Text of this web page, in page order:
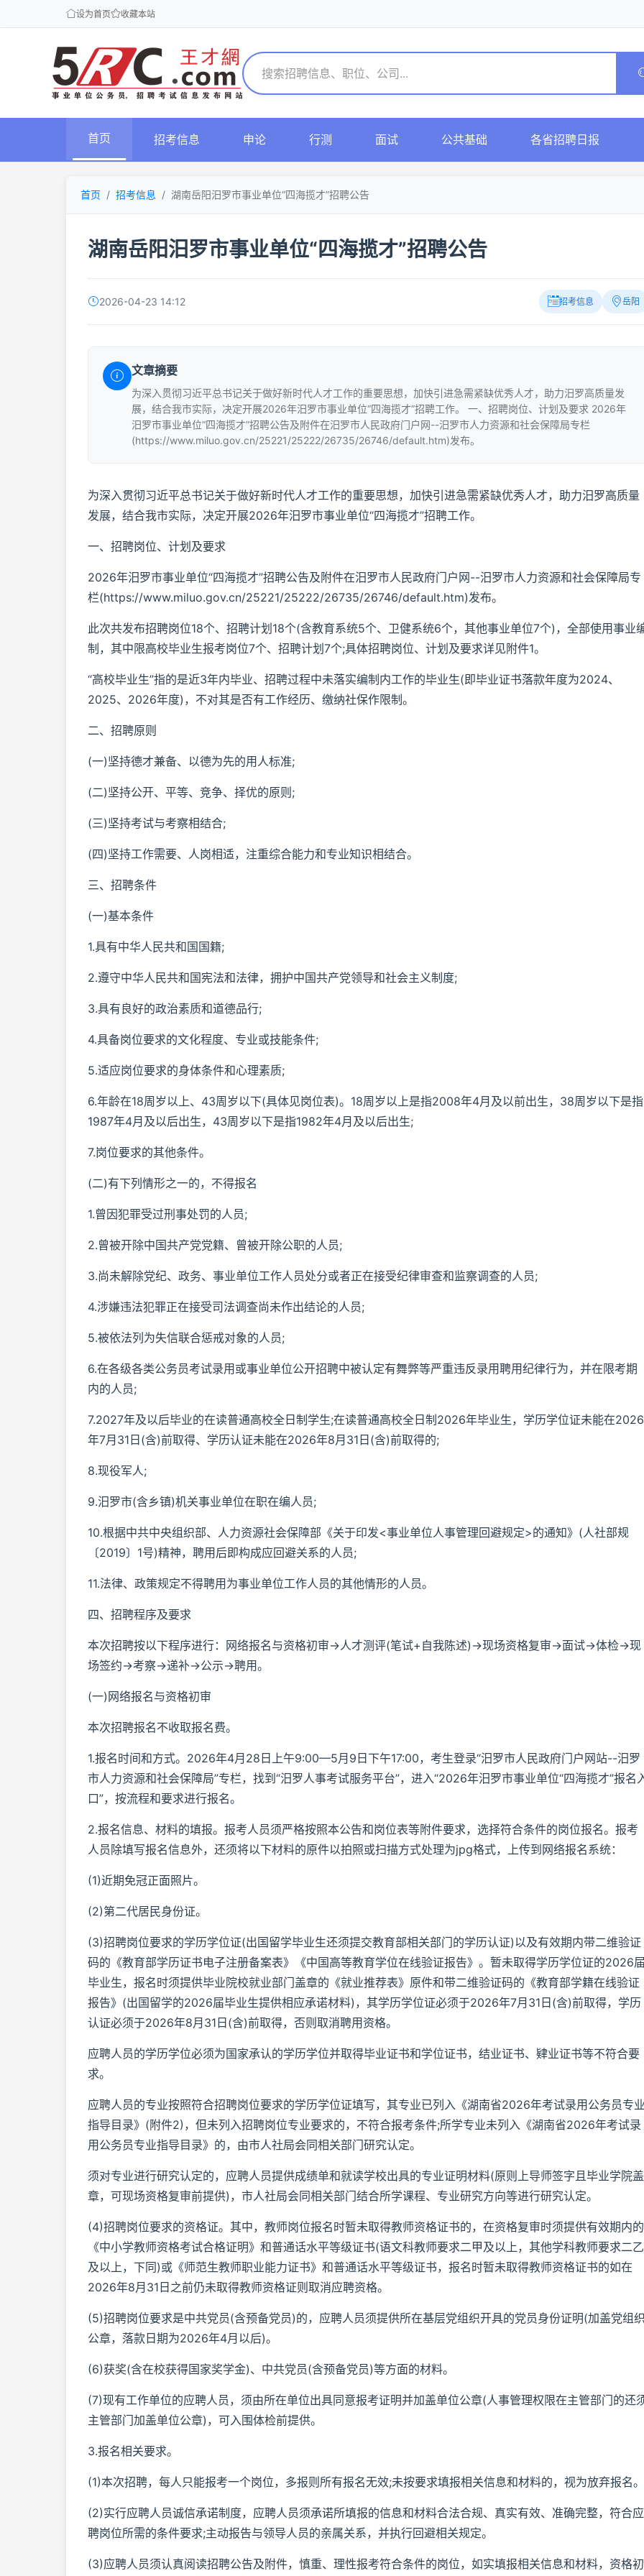
设为首页 收藏本站
首页 招考信息 申论 行测 面试 公共基础 各省招聘日报
首页 招考信息 湖南岳阳汨罗市事业单位“四海揽才”招聘公告
湖南岳阳汨罗市事业单位“四海揽才”招聘公告
2026-04-23 14:12 招考信息 岳阳
文章摘要
为深入贯彻习近平总书记关于做好新时代人才工作的重要思想，加快引进急需紧缺优秀人才，助力汨罗高质量发
展，结合我市实际，决定开展2026年汨罗市事业单位“四海揽才”招聘工作。 一、招聘岗位、计划及要求 2026年
汨罗市事业单位“四海揽才”招聘公告及附件在汨罗市人民政府门户网--汨罗市人力资源和社会保障局专栏
(https://www.miluo.gov.cn/25221/25222/26735/26746/default.htm)发布。
为深入贯彻习近平总书记关于做好新时代人才工作的重要思想，加快引进急需紧缺优秀人才，助力汨罗高质量
发展，结合我市实际，决定开展2026年汨罗市事业单位“四海揽才”招聘工作。
一、招聘岗位、计划及要求
2026年汨罗市事业单位“四海揽才”招聘公告及附件在汨罗市人民政府门户网--汨罗市人力资源和社会保障局专
栏(https://www.miluo.gov.cn/25221/25222/26735/26746/default.htm)发布。
此次共发布招聘岗位18个、招聘计划18个(含教育系统5个、卫健系统6个，其他事业单位7个)，全部使用事业
制，其中限高校毕业生报考岗位7个、招聘计划7个;具体招聘岗位、计划及要求详见附件1。
“高校毕业生”指的是近3年内毕业、招聘过程中未落实编制内工作的毕业生(即毕业证书落款年度为2024、
2025、2026年度)，不对其是否有工作经历、缴纳社保作限制。
二、招聘原则
(一)坚持德才兼备、以德为先的用人标准;
(二)坚持公开、平等、竞争、择优的原则;
(三)坚持考试与考察相结合;
(四)坚持工作需要、人岗相适，注重综合能力和专业知识相结合。
三、招聘条件
(一)基本条件
1.具有中华人民共和国国籍;
2.遵守中华人民共和国宪法和法律，拥护中国共产党领导和社会主义制度;
3.具有良好的政治素质和道德品行;
4.具备岗位要求的文化程度、专业或技能条件;
5.适应岗位要求的身体条件和心理素质;
6.年龄在18周岁以上、43周岁以下(具体见岗位表)。18周岁以上是指2008年4月及以前出生，38周岁以下是指
1987年4月及以后出生，43周岁以下是指1982年4月及以后出生;
7.岗位要求的其他条件。
(二)有下列情形之一的，不得报名
1.曾因犯罪受过刑事处罚的人员;
2.曾被开除中国共产党党籍、曾被开除公职的人员;
3.尚未解除党纪、政务、事业单位工作人员处分或者正在接受纪律审查和监察调查的人员;
4.涉嫌违法犯罪正在接受司法调查尚未作出结论的人员;
5.被依法列为失信联合惩戒对象的人员;
6.在各级各类公务员考试录用或事业单位公开招聘中被认定有舞弊等严重违反录用聘用纪律行为，并在限考期
内的人员;
7.2027年及以后毕业的在读普通高校全日制学生;在读普通高校全日制2026年毕业生，学历学位证未能在2026
年7月31日(含)前取得、学历认证未能在2026年8月31日(含)前取得的;
8.现役军人;
9.汨罗市(含乡镇)机关事业单位在职在编人员;
10.根据中共中央组织部、人力资源社会保障部《关于印发<事业单位人事管理回避规定>的通知》(人社部规
〔2019〕1号)精神，聘用后即构成应回避关系的人员;
11.法律、政策规定不得聘用为事业单位工作人员的其他情形的人员。
四、招聘程序及要求
本次招聘按以下程序进行：网络报名与资格初审→人才测评(笔试+自我陈述)→现场资格复审→面试→体检→现
场签约→考察→递补→公示→聘用。
(一)网络报名与资格初审
本次招聘报名不收取报名费。
1.报名时间和方式。2026年4月28日上午9:00—5月9日下午17:00，考生登录“汨罗市人民政府门户网站--汨罗
市人力资源和社会保障局”专栏，找到“汨罗人事考试服务平台”，进入“2026年汨罗市事业单位“四海揽才”报名
口”，按流程和要求进行报名。
2.报名信息、材料的填报。报考人员须严格按照本公告和岗位表等附件要求，选择符合条件的岗位报名。报考
人员除填写报名信息外，还须将以下材料的原件以拍照或扫描方式处理为jpg格式，上传到网络报名系统：
(1)近期免冠正面照片。
(2)第二代居民身份证。
(3)招聘岗位要求的学历学位证(出国留学毕业生还须提交教育部相关部门的学历认证)以及有效期内带二维验证
码的《教育部学历证书电子注册备案表》《中国高等教育学位在线验证报告》。暂未取得学历学位证的2026
毕业生，报名时须提供毕业院校就业部门盖章的《就业推荐表》原件和带二维验证码的《教育部学籍在线验证
报告》(出国留学的2026届毕业生提供相应承诺材料)，其学历学位证必须于2026年7月31日(含)前取得，学历
认证必须于2026年8月31日(含)前取得，否则取消聘用资格。
应聘人员的学历学位必须为国家承认的学历学位并取得毕业证书和学位证书，结业证书、肄业证书等不符合要
求。
应聘人员的专业按照符合招聘岗位要求的学历学位证填写，其专业已列入《湖南省2026年考试录用公务员专
指导目录》(附件2)，但未列入招聘岗位专业要求的，不符合报考条件;所学专业未列入《湖南省2026年考试录
用公务员专业指导目录》的，由市人社局会同相关部门研究认定。
须对专业进行研究认定的，应聘人员提供成绩单和就读学校出具的专业证明材料(原则上导师签字且毕业学院盖
章，可现场资格复审前提供)，市人社局会同相关部门结合所学课程、专业研究方向等进行研究认定。
(4)招聘岗位要求的资格证。其中，教师岗位报名时暂未取得教师资格证书的，在资格复审时须提供有效期内的
《中小学教师资格考试合格证明》和普通话水平等级证书(语文科教师要求二甲及以上，其他学科教师要求二乙
及以上，下同)或《师范生教师职业能力证书》和普通话水平等级证书，报名时暂未取得教师资格证书的如在
2026年8月31日之前仍未取得教师资格证则取消应聘资格。
(5)招聘岗位要求是中共党员(含预备党员)的，应聘人员须提供所在基层党组织开具的党员身份证明(加盖党组
公章，落款日期为2026年4月以后)。
(6)获奖(含在校获得国家奖学金)、中共党员(含预备党员)等方面的材料。
(7)现有工作单位的应聘人员，须由所在单位出具同意报考证明并加盖单位公章(人事管理权限在主管部门的还
主管部门加盖单位公章)，可入围体检前提供。
3.报名相关要求。
(1)本次招聘，每人只能报考一个岗位，多报则所有报名无效;未按要求填报相关信息和材料的，视为放弃报名。
(2)实行应聘人员诚信承诺制度，应聘人员须承诺所填报的信息和材料合法合规、真实有效、准确完整，符合应
聘岗位所需的条件要求;主动报告与领导人员的亲属关系，并执行回避相关规定。
(3)应聘人员须认真阅读招聘公告及附件，慎重、理性报考符合条件的岗位，如实填报相关信息和材料，资格初